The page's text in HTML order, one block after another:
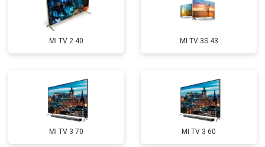
MI TV 2 40 MI TV 3S 43
MI TV 3 70 MI TV 3 60